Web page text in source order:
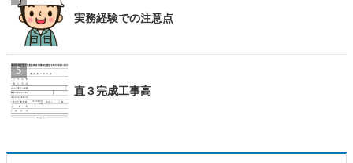
実務経験での注意点
直３完成工事高